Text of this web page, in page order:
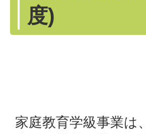
度)
家庭教育学級事業は